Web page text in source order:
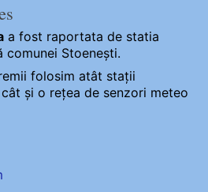
a fost raportata de statia
Stoenești.
folosim atât stații
și o rețea de senzori meteo